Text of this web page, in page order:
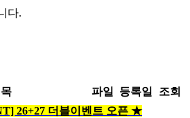
다.
파일 등록일
조회
26+27 더블이벤트 오픈 ★